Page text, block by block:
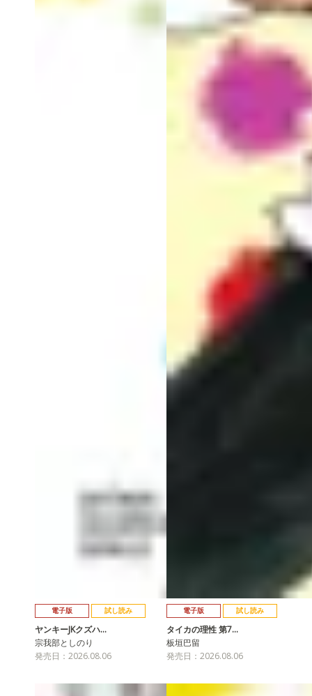
電子版 試し読み
ヤンキーJKクズハ…
宗我部としのり
発売日：2026.08.06
電子版 試し読み
タイカの理性 第7…
板垣巴留
発売日：2026.08.06